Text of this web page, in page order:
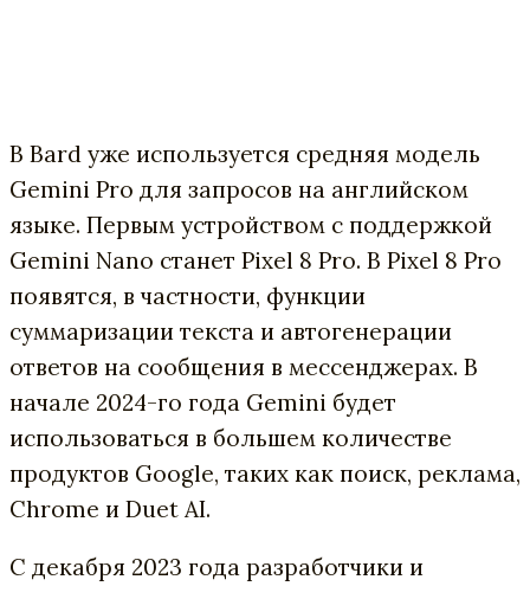
В Bard уже используется средняя модель
Gemini Pro для запросов на английском
языке. Первым устройством с поддержкой
Gemini Nano станет Pixel 8 Pro. В Pixel 8 Pro
появятся, в частности, функции
суммаризации текста и автогенерации
ответов на сообщения в мессенджерах. В
начале 2024-го года Gemini будет
использоваться в большем количестве
продуктов Google, таких как поиск, реклама,
Chrome и Duet AI.
С декабря 2023 года разработчики и